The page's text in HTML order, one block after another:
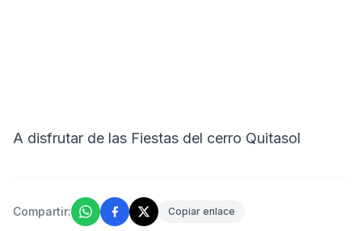
A disfrutar de las Fiestas del cerro Quitasol
Compartir: Copiar enlace